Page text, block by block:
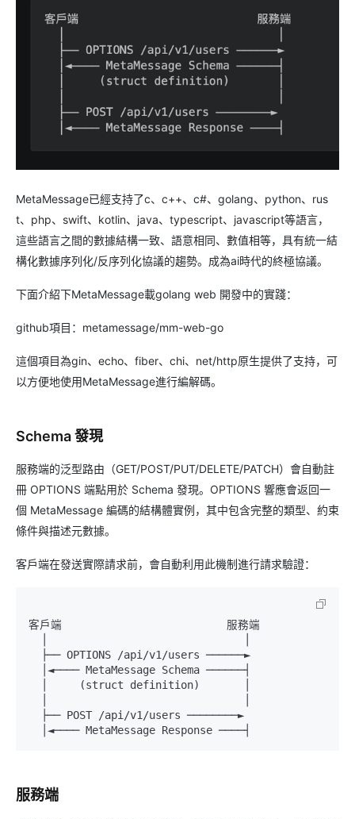
MetaMessage已經支持了c、c++、c#、golang、python、rus
t、php、swift、kotlin、java、typescript、javascript等語言，
這些語言之間的數據結構一致、語意相同、數值相等，具有統一結
構化數據序列化/反序列化協議的趨勢。成為ai時代的終極協議。
下面介紹下MetaMessage載golang web 開發中的實踐：
github項目：metamessage/mm-web-go
這個項目為gin、echo、fiber、chi、net/http原生提供了支持，可
以方便地使用MetaMessage進行編解碼。
Schema 發現
服務端的泛型路由（GET/POST/PUT/DELETE/PATCH）會自動註
冊 OPTIONS 端點用於 Schema 發現。OPTIONS 響應會返回一
個 MetaMessage 編碼的結構體實例，其中包含完整的類型、約束
條件與描述元數據。
客戶端在發送實際請求前，會自動利用此機制進行請求驗證：
客戶端                          服務端
服務端